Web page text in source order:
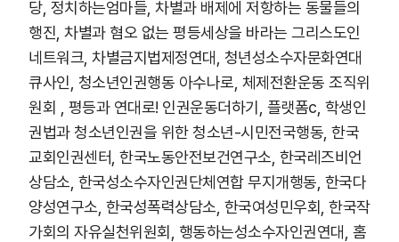
당, 정치하는엄마들, 차별과 배제에 저항하는 동물들의
행진, 차별과 혐오 없는 평등세상을 바라는 그리스도인
네트워크, 차별금지법제정연대, 청년성소수자문화연대
큐사인, 청소년인권행동 아수나로, 체제전환운동 조직위
원회 , 평등과 연대로! 인권운동더하기, 플랫폼c, 학생인
권법과 청소년인권을 위한 청소년-시민전국행동, 한국
교회인권센터, 한국노동안전보건연구소, 한국레즈비언
상담소, 한국성소수자인권단체연합 무지개행동, 한국다
양성연구소, 한국성폭력상담소, 한국여성민우회, 한국작
가회의 자유실천위원회, 행동하는성소수자인권연대, 홈